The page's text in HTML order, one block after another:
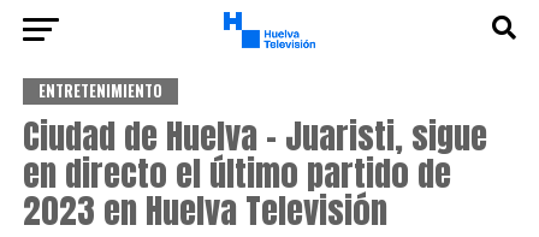
ENTRETENIMIENTO
Ciudad de Huelva – Juaristi, sigue
en directo el último partido de
2023 en Huelva Televisión